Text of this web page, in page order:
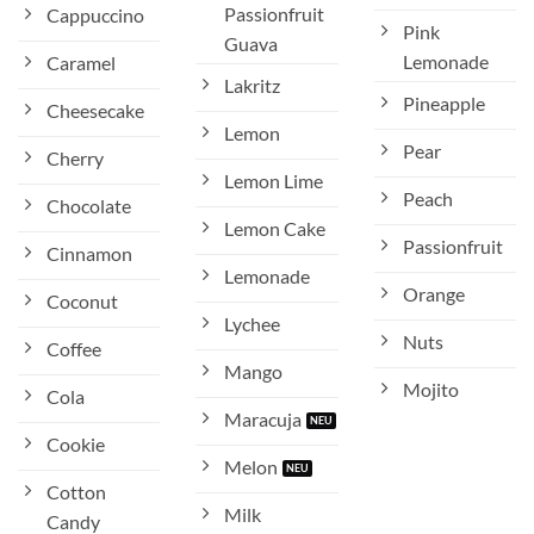
Cappuccino
Caramel
Cheesecake
Cherry
Chocolate
Cinnamon
Coconut
Coffee
Cola
Cookie
Cotton
Candy
Passionfruit
Guava
Lakritz
Lemon
Lemon Lime
Lemon Cake
Lemonade
Lychee
Mango
Maracuja
Melon
Milk
Pink
Lemonade
Pineapple
Pear
Peach
Passionfruit
Orange
Nuts
Mojito